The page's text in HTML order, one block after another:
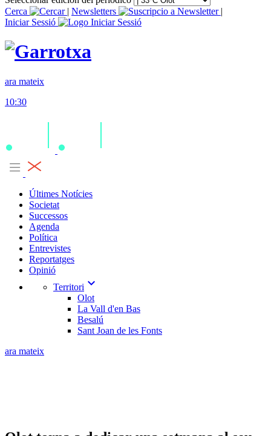
Cerca
| Newsletters
|
Iniciar Sessió
ara mateix
10:30
Últimes Notícies
Societat
Successos
Agenda
Política
Entrevistes
Reportatges
Opinió
Territori expand_more
Olot
La Vall d'en Bas
Besalú
Sant Joan de les Fonts
ara mateix